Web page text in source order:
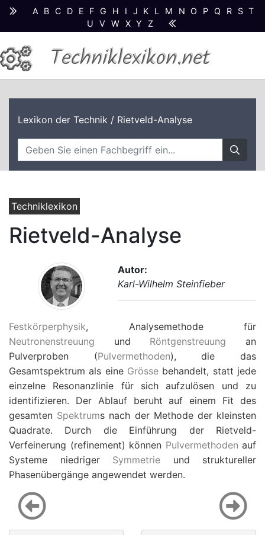
A B C D E F G H I J K L M N O P Q R S T
U
V W X Y Z
Techniklexikon.net
Lexikon der Technik / Rietveld-Analyse
Techniklexikon
Rietveld-Analyse
Autor:
Karl-Wilhelm Steinfieber
Festkörperphysik, Analysemethode für
Neutronenstreuung und Röntgenstreuung an
Pulverproben (Pulvermethoden), die das
Gesamtspektrum als eine Grösse behandelt, statt jede
einzelne Resonanzlinie für sich aufzulösen und zu
identifizieren. Der Ablauf beruht auf einem Fit des
gesamten Spektrums nach der Methode der kleinsten
Quadrate. Durch die Einführung der Rietveld-
Verfeinerung (refinement) können Pulvermethoden auf
Systeme niedriger Symmetrie und struktureller
Phasenübergänge angewendet werden.